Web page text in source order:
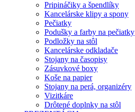
Pripináčiky a špendlíky
Kancelárske klipy a spony
Pečiatky
Podušky a farby na pečiatky
Podložky na stôl
Kancelárske odkladače
Stojany na časopisy
Zásuvkové boxy
Koše na papier
Stojany na perá, organizéry
Vizitkáre
Drôtené doplnky na stôl